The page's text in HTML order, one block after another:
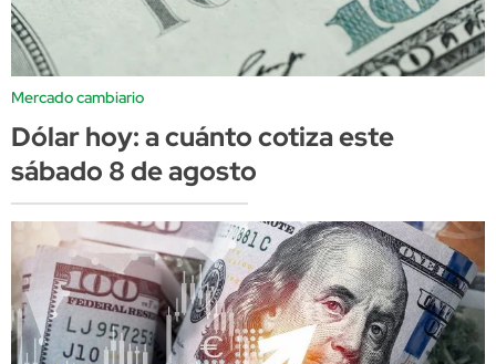
Mercado cambiario
Dólar hoy: a cuánto cotiza este
sábado 8 de agosto